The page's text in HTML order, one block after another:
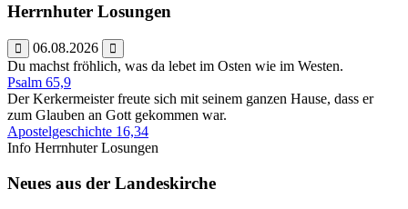
Herrnhuter Losungen
06.08.2026
Du machst fröhlich, was da lebet im Osten wie im Westen.
Psalm 65,9
Der Kerkermeister freute sich mit seinem ganzen Hause, dass er
zum Glauben an Gott gekommen war.
Apostelgeschichte 16,34
Info Herrnhuter Losungen
Neues aus der Landeskirche